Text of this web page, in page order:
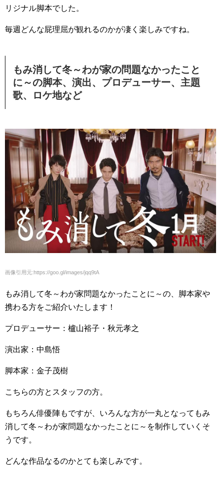
リジナル脚本でした。
毎週どんな屁理屈が観れるのかが凄く楽しみですね。
もみ消して冬～わが家の問題なかったこと
に～の脚本、演出、プロデューサー、主題
歌、ロケ地など
画像引用元:https://goo.gl/images/jqq9tA
もみ消して冬～わが家問題なかったことに～の、脚本家や
携わる方をご紹介いたします！
プロデューサー：櫨山裕子・秋元孝之
演出家：中島悟
脚本家：金子茂樹
こちらの方とスタッフの方。
もちろん俳優陣もですが、いろんな方が一丸となってもみ
消して冬～わが家問題なかったことに～を制作していくそ
うです。
どんな作品なるのかとても楽しみです。